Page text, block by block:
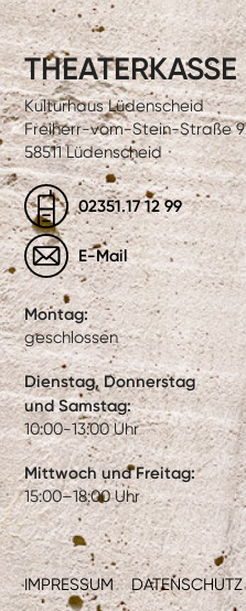
IMPRESSUM DATENSCHUTZ
THEATERKASSE
Kulturhaus Lüdenscheid
Freiherr-vom-Stein-Straße 9
58511 Lüdenscheid
02351.17 12 99
E-Mail
Montag:
geschlossen
Dienstag, Donnerstag
und Samstag:
10:00-13:00 Uhr
Mittwoch und Freitag:
15:00–18:00 Uhr